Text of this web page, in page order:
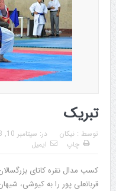
تبریک
توسط : نیکان در: سپتامبر 10, 2013
چاپ
ایمیل
کسب مدال نقره کاتای
قربانعلی پور را به کیوشی،